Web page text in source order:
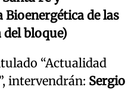
Bioenergética de las
bloque)
“Actualidad
intervendrán: Sergio